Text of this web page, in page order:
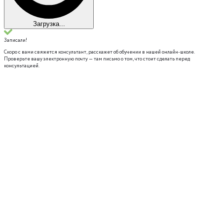
Загрузка...
Записали!
Скоро с вами свяжется консультант, расскажет об обучении в нашей онлайн-школе.
Проверьте вашу электронную почту — там письмо о том, что стоит сделать перед
консультацией.